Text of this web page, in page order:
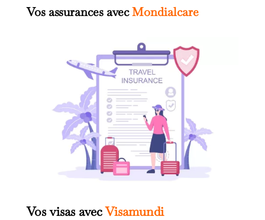
Vos assurances avecMondialcare
Vos visas avecVisamundi